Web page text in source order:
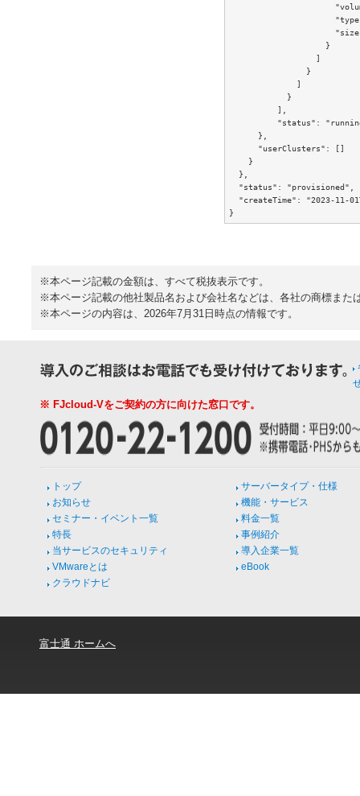
                    }
                  ]
                }
              ]
            }
          ],
"status":
      },
      "userClusters": []
    }
  },
  "status": "provisioned",
"createTime": "2023-11-
※本ページ記載の金額は、すべて税抜表示です。
※本ページ記載の他社製品名および会社名などは、各社の商標また
※本ページの内容は、2026年7月31日時点の情報です。
※ FJcloud-Vをご契約の方に向けた窓口です。
トップ
お知らせ
セミナー・イベント一覧
特長
当サービスのセキュリティ
VMwareとは
クラウドナビ
サーバータイプ・仕様
機能・サービス
料金一覧
事例紹介
導入企業一覧
eBook
富士通 ホームへ